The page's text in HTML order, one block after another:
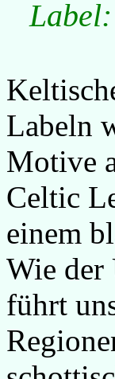
Labeln
Motive
Celtic
einem
Wie der
führt